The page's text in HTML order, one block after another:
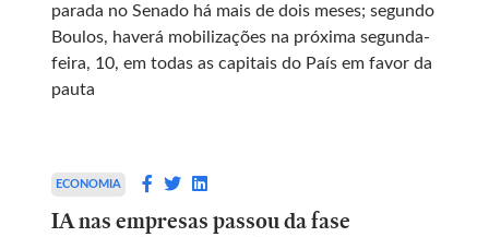
parada no Senado há mais de dois meses; segundo
Boulos, haverá mobilizações na próxima segunda-
feira, 10, em todas as capitais do País em favor da
pauta
ECONOMIA
IA nas empresas passou da fase